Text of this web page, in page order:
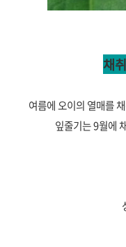
채
여름에 오이의 열매를
잎줄기는 9월에